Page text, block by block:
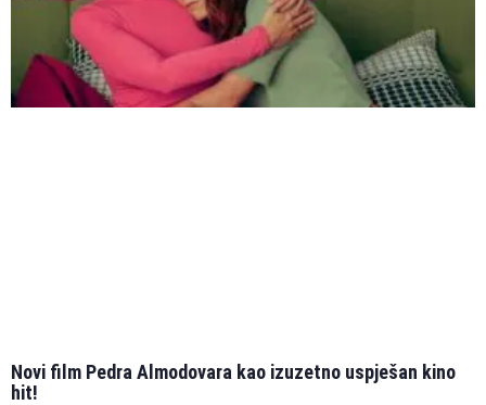
Novi film Pedra Almodovara kao izuzetno uspješan kino
hit!